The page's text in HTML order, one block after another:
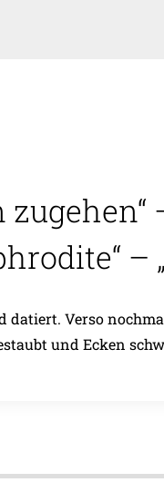
–
Verso
und Ecken